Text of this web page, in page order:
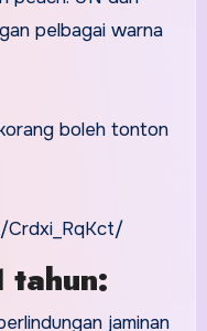
pelbagai warna
boleh tonton
Crdxi_RqKct/
tahun:
jaminan